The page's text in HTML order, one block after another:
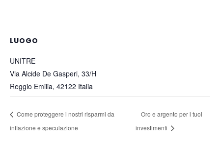
LUOGO
UNITRE
Via Alcide De Gasperi, 33/H
Reggio Emilia, 42122 Italia
Come proteggere i nostri risparmi da
inflazione e speculazione
Oro e argento per i tuoi
investimenti